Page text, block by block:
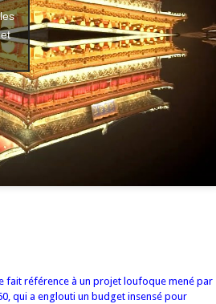
fait référence à un projet loufoque mené par
qui a englouti un budget insensé pour